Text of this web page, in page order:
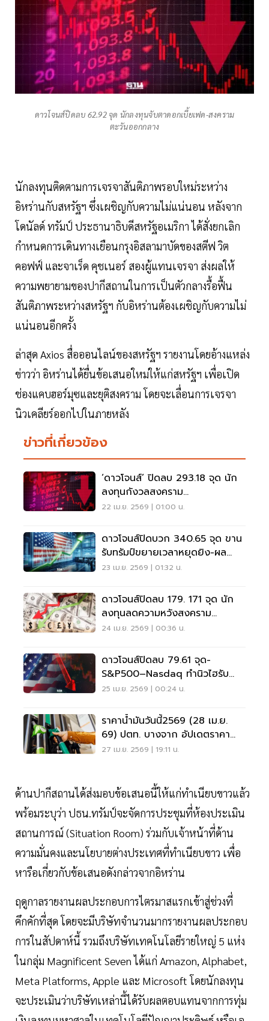
ดาวโจนส์ปิดลบ 62.92 จุด นักลงทุนจับตาดอกเบี้ยเฟด-สงคราม
ตะวันออกกลาง
นักลงทุนติดตามการเจรจาสันติภาพรอบใหม่ระหว่าง
อิหร่านกับสหรัฐฯ ซึ่งเผชิญกับความไม่แน่นอน หลังจาก
โดนัลด์ ทรัมป์ ประธานาธิบดีสหรัฐอเมริกา ได้สั่งยกเลิก
กำหนดการเดินทางเยือนกรุงอิสลามาบัดของสตีฟ วิต
คอฟฟ์ และจาเร็ด คุชเนอร์ สองผู้แทนเจรจา ส่งผลให้
ความพยายามของปากีสถานในการเป็นตัวกลางรื้อฟื้น
สันติภาพระหว่างสหรัฐฯ กับอิหร่านต้องเผชิญกับความไม่
แน่นอนอีกครั้ง
ล่าสุด Axios สื่อออนไลน์ของสหรัฐฯ รายงานโดยอ้างแหล่ง
ข่าวว่า อิหร่านได้ยื่นข้อเสนอใหม่ให้แก่สหรัฐฯ เพื่อเปิด
ช่องแคบฮอร์มุซและยุติสงคราม โดยจะเลื่อนการเจรจา
นิวเคลียร์ออกไปในภายหลัง
ข่าวที่เกี่ยวข้อง
‘ดาวโจนส์’ ปิดลบ 293.18 จุด นัก
ลงทุนกังวลสงคราม
ตะวันออกกลางตึงเครียด
22 เม.ย. 2569 | 01:00 น.
ดาวโจนส์ปิดบวก 340.65 จุด ขาน
รับทรัมป์ขยายเวลาหยุดยิง-ผล
ประกอบการบจ.
23 เม.ย. 2569 | 01:32 น.
ดาวโจนส์ปิดลบ 179. 171 จุด นัก
ลงทุนลดความหวังสงคราม
ตะวันออกกลางจบเร็ว
24 เม.ย. 2569 | 00:36 น.
ดาวโจนส์ปิดลบ 79.61 จุด-
S&P500–Nasdaq ทำนิวไฮรับ
ความหวังสหรัฐฯ–อิหร่านยุติ
25 เม.ย. 2569 | 00:24 น.
ราคาน้ำมันวันนี้2569 (28 เม.ย.
69) ปตท. บางจาก อัปเดตราคา
ล่าสุด
27 เม.ย. 2569 | 19:11 น.
ด้านปากีสถานได้ส่งมอบข้อเสนอนี้ให้แก่ทำเนียบขาวแล้ว
พร้อมระบุว่า ปธน.ทรัมป์จะจัดการประชุมที่ห้องประเมิน
สถานการณ์ (Situation Room) ร่วมกับเจ้าหน้าที่ด้าน
ความมั่นคงและนโยบายต่างประเทศที่ทำเนียบขาว เพื่อ
หารือเกี่ยวกับข้อเสนอดังกล่าวจากอิหร่าน
ฤดูกาลรายงานผลประกอบการไตรมาสแรกเข้าสู่ช่วงที่
คึกคักที่สุด โดยจะมีบริษัทจำนวนมากรายงานผลประกอบ
การในสัปดาห์นี้ รวมถึงบริษัทเทคโนโลยีรายใหญ่ 5 แห่ง
ในกลุ่ม Magnificent Seven ได้แก่ Amazon, Alphabet,
Meta Platforms, Apple และ Microsoft โดยนักลงทุน
จะประเมินว่าบริษัทเหล่านี้ได้รับผลตอบแทนจากการทุ่ม